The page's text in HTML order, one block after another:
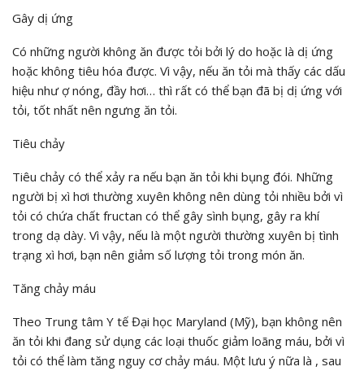
Gây dị ứng
Có những người không ăn được tỏi bởi lý do hoặc là dị ứng
hoặc không tiêu hóa được. Vì vậy, nếu ăn tỏi mà thấy các dấu
hiệu như ợ nóng, đầy hơi… thì rất có thể bạn đã bị dị ứng với
tỏi, tốt nhất nên ngưng ăn tỏi.
Tiêu chảy
Tiêu chảy có thể xảy ra nếu bạn ăn tỏi khi bụng đói. Những
người bị xì hơi thường xuyên không nên dùng tỏi nhiều bởi vì
tỏi có chứa chất fructan có thể gây sình bụng, gây ra khí
trong dạ dày. Vì vậy, nếu là một người thường xuyên bị tình
trạng xì hơi, bạn nên giảm số lượng tỏi trong món ăn.
Tăng chảy máu
Theo Trung tâm Y tế Đại học Maryland (Mỹ), bạn không nên
ăn tỏi khi đang sử dụng các loại thuốc giảm loãng máu, bởi vì
tỏi có thể làm tăng nguy cơ chảy máu. Một lưu ý nữa là , sau